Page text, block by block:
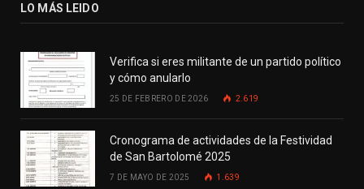
LO MÁS LEIDO
Verifica si eres militante de un partido político
y cómo anularlo
25 DE FEBRERO DE 2026 2.619
Cronograma de actividades de la Festividad
de San Bartolomé 2025
7 DE MAYO DE 2025 1.639